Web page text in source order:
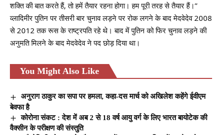
शक्ति की बात करते हैं, तो हमें तैयार रहना होगा। हम पूरी तरह से तैयार हैं।”
व्लादिमीर पुतिन पर तीसरी बार चुनाव लड़ने पर रोक लगने के बाद मेदवेदेव 2008
से 2012 तक रूस के राष्ट्रपति रहे थे। बाद में पुतिन को फिर चुनाव लड़ने की
अनुमति मिलने के बाद मेदवेदेव ने पद छोड़ दिया था।
You Might Also Like
अनुराग ठाकुर का सपा पर हमला, कहा-दस मार्च को अखिलेश कहेंगे ईवीएम
बेवफा है
कोरोना संकट : देश में अब 2 से 18 वर्ष आयु वर्ग के लिए भारत बायोटेक की
वैक्सीन के परीक्षण की संस्तुति